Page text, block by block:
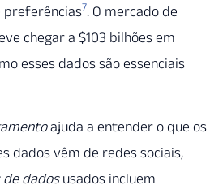
preferências7. O mercado de
chegar a $103 bilhões em
esses dados são essenciais
ajuda a entender o que os
dados vêm de redes sociais,
de dadosusados incluem